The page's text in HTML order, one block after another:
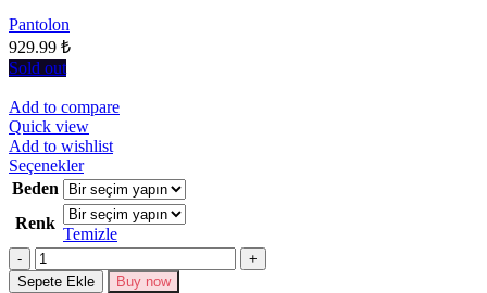
Pantolon
929.99 ₺
Sold out
Add to compare
Quick view
Add to wishlist
SeçeneklerBu
ürünün
birden
fazla
varyasyonu
Seçenekler
Beden
Renk
Temizle
Miktar
Sepete Ekle Buy now